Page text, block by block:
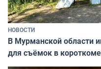
НОВОСТИ
В Мурманской области
для съёмок в